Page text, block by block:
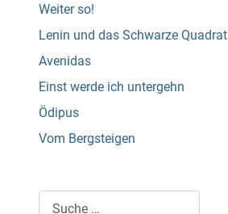
Weiter so!
Lenin und das Schwarze Quadrat
Avenidas
Einst werde ich untergehn
Ödipus
Vom Bergsteigen